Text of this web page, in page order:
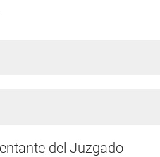
del Juzgado